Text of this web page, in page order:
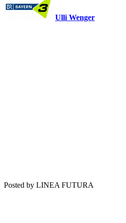
Ulli Wenger
Posted by LINEA FUTURA